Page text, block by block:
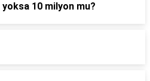
10 milyon mu?